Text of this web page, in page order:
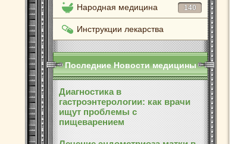
Народная медицина 140
Инструкции лекарства
Последние Новости медицины
Диагностика в
гастроэнтерологии: как врачи
ищут проблемы с
пищеварением